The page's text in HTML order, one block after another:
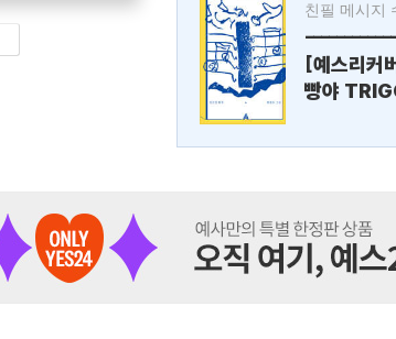
친필 메시지
[예스리커
빵야